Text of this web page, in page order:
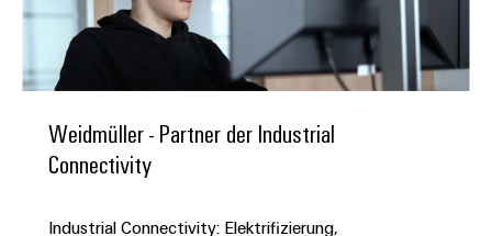
erlebbar
und
Produkte
für
effizient,
Anschlusstechnologie
u-
OS
Leiterplattenklemmen
Gehäusesysteme
und
komponenten
und
Beratung
und
Vertrieb uns
Promotionfahrzeug
Distribution
Weidmüller
Fakten
Unser
Stellen
Berufserfahrene
Für
Weidmüller - Partner der Industrial
Connectivity
Industrial Connectivity: Elektrifizierung,